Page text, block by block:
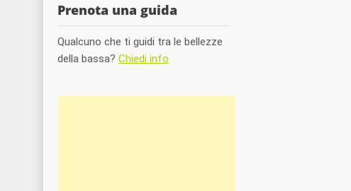
Prenota una guida
Qualcuno che ti guidi tra le bellezze
della bassa? Chiedi info